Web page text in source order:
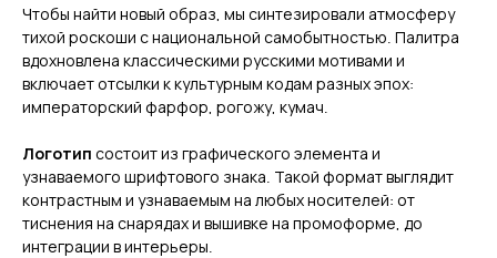
Чтобы найти новый образ, мы синтезировали атмосферу
тихой роскоши с национальной самобытностью. Палитра
вдохновлена классическими русскими мотивами и
включает отсылки к культурным кодам разных эпох:
императорский фарфор, рогожу, кумач.
Логотип состоит из графического элемента и
узнаваемого шрифтового знака. Такой формат выглядит
контрастным и узнаваемым на любых носителей: от
тиснения на снарядах и вышивке на промоформе, до
интеграции в интерьеры.